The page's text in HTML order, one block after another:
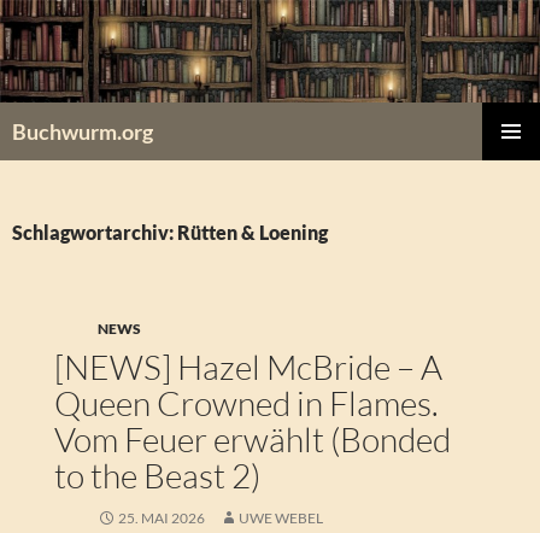
Zum
Inhalt
springen
Buchwurm.org
Schlagwortarchiv: Rütten & Loening
NEWS
[NEWS] Hazel McBride – A
Queen Crowned in Flames.
Vom Feuer erwählt (Bonded
to the Beast 2)
25. MAI 2026 UWE WEBEL